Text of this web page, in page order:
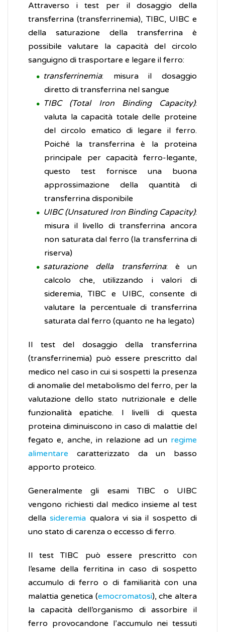
Attraverso i test per il dosaggio della
transferrina (transferrinemia), TIBC, UIBC e
della saturazione della transferrina è
possibile valutare la capacità del circolo
sanguigno di trasportare e legare il ferro:
transferrinemia: misura il dosaggio
diretto di transferrina nel sangue
TIBC
(Total Iron Binding Capacity):
valuta la capacità totale delle proteine
del circolo ematico di legare il ferro.
Poiché la transferrina è la proteina
principale per capacità ferro-legante,
questo test fornisce una buona
approssimazione della quantità di
transferrina disponibile
UIBC (Unsatured Iron Binding Capacity):
misura il livello di transferrina ancora
non saturata dal ferro (la transferrina di
riserva)
saturazione della transferrina: è un
calcolo che, utilizzando i valori di
sideremia, TIBC e UIBC, consente di
valutare la percentuale di transferrina
saturata dal ferro (quanto ne ha legato)
Il test del dosaggio della transferrina
(transferrinemia) può essere prescritto dal
medico nel caso in cui si sospetti la presenza
di anomalie del metabolismo del ferro, per la
valutazione dello stato nutrizionale e delle
funzionalità epatiche. I livelli di questa
proteina diminuiscono in caso di malattie del
fegato e, anche, in relazione ad un regime
alimentare caratterizzato da un basso
apporto proteico.
Generalmente gli esami TIBC o UIBC
vengono richiesti dal medico insieme al test
dellasideremia qualora vi sia il sospetto di
uno stato di carenza o eccesso di ferro.
Il test TIBC può essere prescritto con
l’esame della ferritina in caso di sospetto
accumulo di ferro o di familiarità con una
malattia genetica (emocromatosi), che altera
la capacità dell’organismo di assorbire il
ferro provocandone l’accumulo nei tessuti